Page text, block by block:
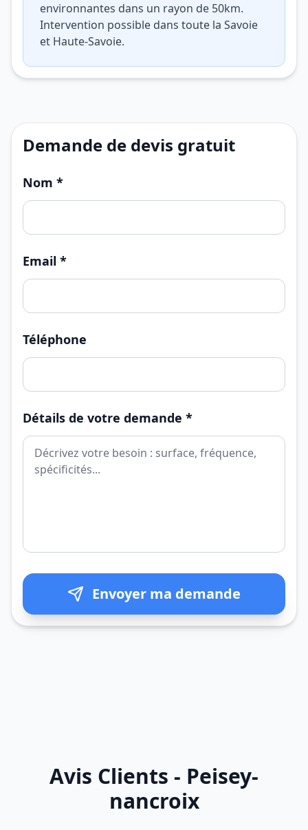
environnantes dans un rayon de 50km.
Intervention possible dans toute la Savoie
et Haute-Savoie.
Demande de devis gratuit
Nom *
Email *
Téléphone
Détails de votre demande *
Envoyer ma demande
Avis Clients - Peisey-
nancroix